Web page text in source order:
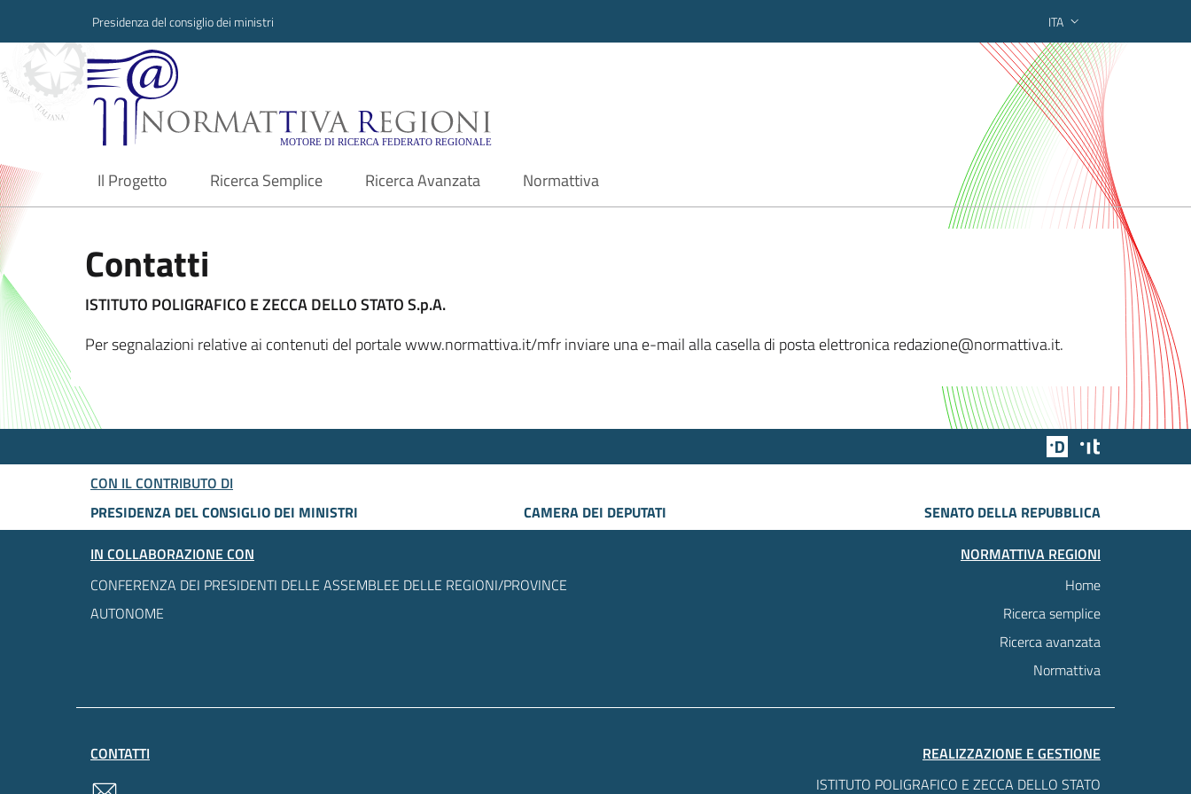
Presidenza del consiglio dei ministri ITA
Normattiva Regioni - Motore di ricerca federato regionale
Il Progetto
current Ricerca Semplice Ricerca Avanzata Normattiva
Contatti
ISTITUTO POLIGRAFICO E ZECCA DELLO STATO S.p.A.
Per segnalazioni relative ai contenuti del portale www.normattiva.it/mfr inviare una e-mail alla casella di posta elettronica redazione@normattiva.it.
Team Digitale
CON IL CONTRIBUTO DI
PRESIDENZA DEL CONSIGLIO DEI MINISTRI
CAMERA DEI DEPUTATI
SENATO DELLA REPUBBLICA
IN COLLABORAZIONE CON
CONFERENZA DEI PRESIDENTI DELLE ASSEMBLEE DELLE REGIONI/PROVINCE
AUTONOME
NORMATTIVA REGIONI
Home
Ricerca semplice
Ricerca avanzata
Normattiva
CONTATTI
REALIZZAZIONE E GESTIONE
ISTITUTO POLIGRAFICO E ZECCA DELLO STATO